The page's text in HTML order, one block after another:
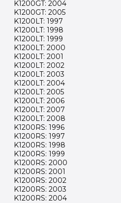
K1200GT: 2004
K1200GT: 2005
K1200LT: 1997
K1200LT: 1998
K1200LT: 1999
K1200LT: 2000
K1200LT: 2001
K1200LT: 2002
K1200LT: 2003
K1200LT: 2004
K1200LT: 2005
K1200LT: 2006
K1200LT: 2007
K1200LT: 2008
K1200RS: 1996
K1200RS: 1997
K1200RS: 1998
K1200RS: 1999
K1200RS: 2000
K1200RS: 2001
K1200RS: 2002
K1200RS: 2003
K1200RS: 2004